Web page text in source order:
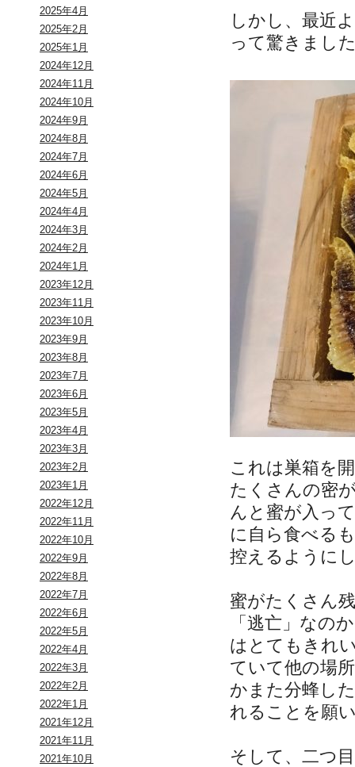
2025年4月
2025年2月
2025年1月
2024年12月
2024年11月
2024年10月
2024年9月
2024年8月
2024年7月
2024年6月
2024年5月
2024年4月
2024年3月
2024年2月
2024年1月
2023年12月
2023年11月
2023年10月
2023年9月
2023年8月
2023年7月
2023年6月
2023年5月
2023年4月
2023年3月
2023年2月
2023年1月
2022年12月
2022年11月
2022年10月
2022年9月
2022年8月
2022年7月
2022年6月
2022年5月
2022年4月
2022年3月
2022年2月
2022年1月
2021年12月
2021年11月
2021年10月
しかし、最近
って驚きまし
これは巣箱を
たくさんの密
んと蜜が入っ
に自ら食べる
控えるように
蜜がたくさん
「逃亡」なの
はとてもきれ
ていて他の場
かまた分蜂し
れることを願
そして、二つ